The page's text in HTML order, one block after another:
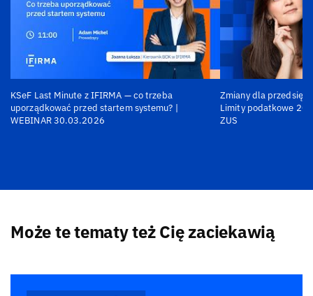
KSeF Last Minute z IFIRMA — co trzeba
uporządkować przed startem systemu? |
WEBINAR 30.03.2026
Zmiany dla
Limity podatkowe
ZUS
Może te tematy też Cię zaciekawią